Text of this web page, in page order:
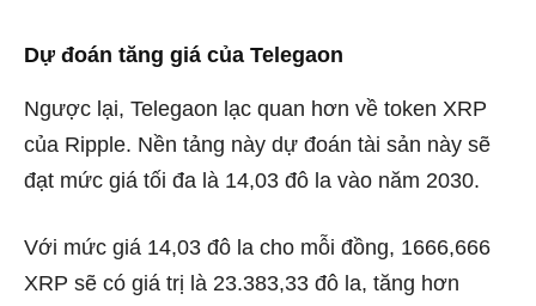
Dự đoán tăng giá của Telegaon
Ngược lại, Telegaon lạc quan hơn về token XRP
của Ripple. Nền tảng này dự đoán tài sản này sẽ
đạt mức giá tối đa là 14,03 đô la vào năm 2030.
Với mức giá 14,03 đô la cho mỗi đồng, 1666,666
XRP sẽ có giá trị là 23.383,33 đô la, tăng hơn